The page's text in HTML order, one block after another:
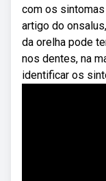
com os
artigo do
da orelha pode
nos dentes, na
identificar os